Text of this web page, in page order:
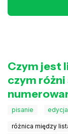
Czym jest
czym
pisanie
różnica między